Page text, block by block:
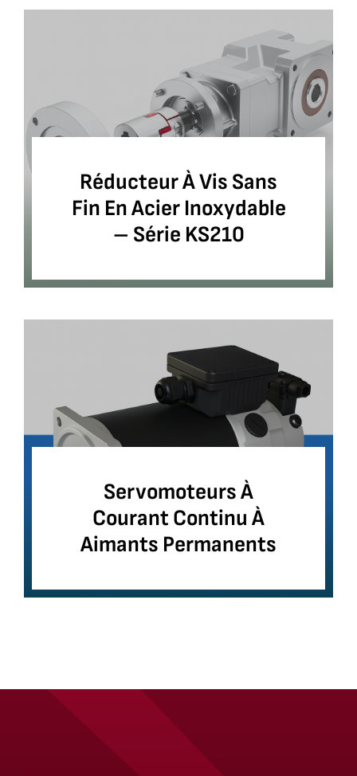
Réducteur À Vis Sans
Fin En Acier Inoxydable
– Série KS210
Servomoteurs À
Courant Continu À
Aimants Permanents